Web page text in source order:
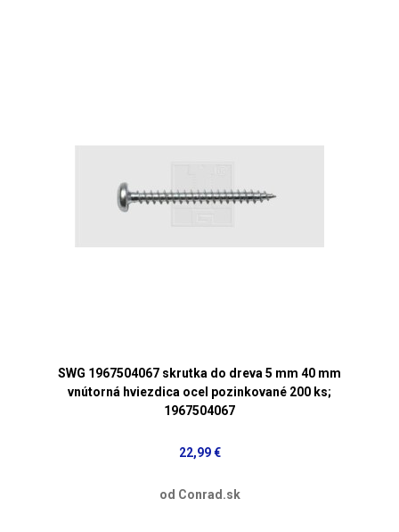
SWG 1967504067 skrutka do dreva 5 mm 40 mm
vnútorná hviezdica ocel pozinkované 200 ks;
1967504067
22,99 €
od Conrad.sk